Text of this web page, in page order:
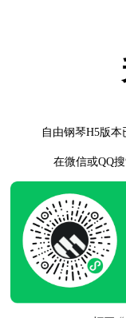
自由钢琴H5版本
在微信或QQ